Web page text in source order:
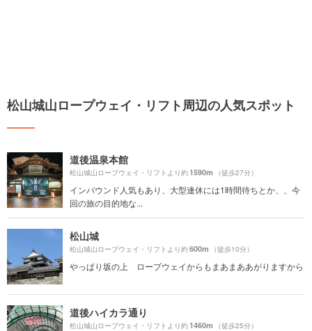
松山城山ロープウェイ・リフト周辺の人気スポット
道後温泉本館
松山城山ロープウェイ・リフトより約1590m （徒歩27分）
インバウンド人気もあり、大型連休には1時間待ちとか、、今
回の旅の目的地な...
松山城
松山城山ロープウェイ・リフトより約600m （徒歩10分）
やっぱり坂の上 ロープウェイからもまあまああがりますから
道後ハイカラ通り
松山城山ロープウェイ・リフトより約1460m （徒歩25分）